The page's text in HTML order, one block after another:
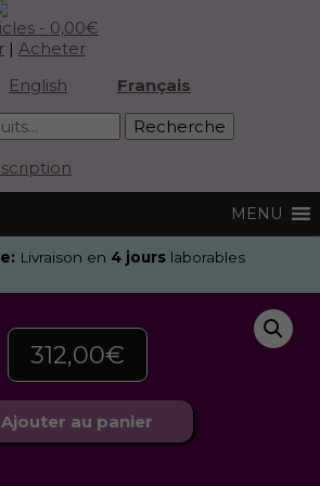
- 0,00€
| Acheter
English Français
Livraison en 4 jourslaborables
312,00€
Ajouter au panier